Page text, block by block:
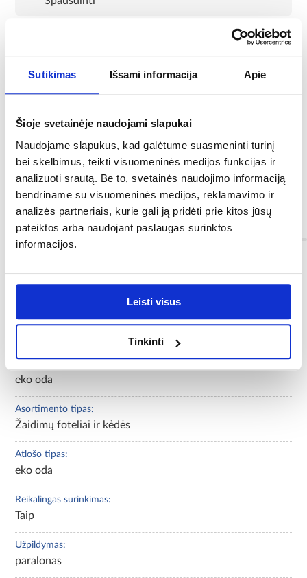
Sutikimas Išsami informacija Apie
Šioje svetainėje naudojami slapukai
Naudojame slapukus, kad galėtume suasmeninti turinį
bei skelbimus, teikti visuomeninės medijos funkcijas ir
analizuoti srautą. Be to, svetainės naudojimo informaciją
bendriname su visuomeninės medijos, reklamavimo ir
analizės partneriais, kurie gali ją pridėti prie kitos jūsų
pateiktos arba naudojant paslaugas surinktos
informacijos.
Leisti visus
Tinkinti
Profesionali ir patogi žaidimų kėdė, sukurta visiems pažengusiems
žaidėjams, taip pat žmonėms, kurie didžiąją laiko dalį praleidžia
sėdėdami prie kompiuterio. Kiekviena kėdės detalė atitinka visus
sertifikatus, kurie patvirtina aukščiausią pagaminimo ir medžiagų
kokybę. Kėdė užtikrina taisyklingos laikysenos, ypač nugaros,
palaikymą. Juosmens pagalvėlė leidžia teisingai išlyginti stuburą, o
kaklo raumenų pagalvėlė skirta teisingai kaklo ir galvos padėčiai.
Kėdės sėdynės aukštis reguliuojamas. Funkcija TILT PLUS leidžia
kilstelėti ir pakreipti atlošą, o mechanizmas "Cradle" atsakingas už
galimybę atlošą atlenkti į gulimą padėtį. Fotelio stilius sukurtas
pagal profesionalių sportinių automobilių sėdynes.
Informacija
Spalva:
juodas/raudona
Dekoratyviniai elementai:
eko oda
Asortimento tipas:
Žaidimų foteliai ir kėdės
Atlošo tipas:
eko oda
Reikalingas surinkimas:
Taip
Užpildymas:
paralonas